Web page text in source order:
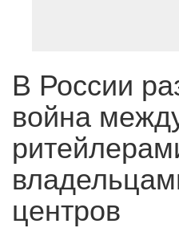
В России
война
центров